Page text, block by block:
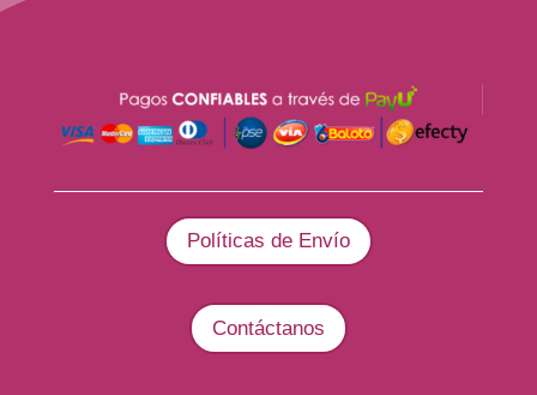
Políticas de Envío
Contáctanos